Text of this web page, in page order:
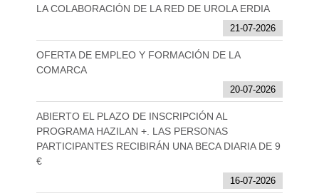
LA COLABORACIÓN DE LA RED DE UROLA ERDIA
21-07-2026
OFERTA DE EMPLEO Y FORMACIÓN DE LA
COMARCA
20-07-2026
ABIERTO EL PLAZO DE INSCRIPCIÓN AL
PROGRAMA HAZILAN +. LAS PERSONAS
PARTICIPANTES RECIBIRÁN UNA BECA DIARIA DE 9
€
16-07-2026